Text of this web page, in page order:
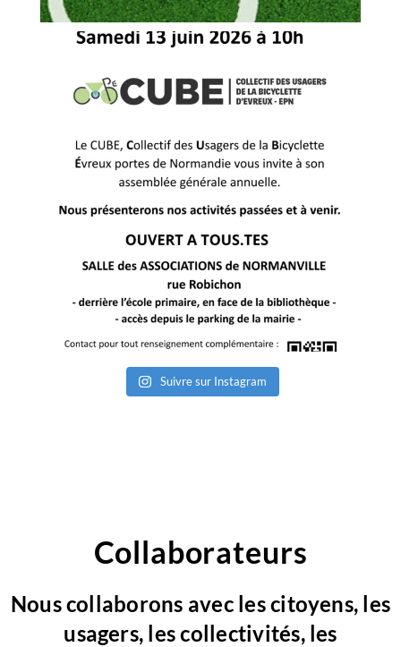
Suivre sur Instagram
Collaborateurs
Nous collaborons avec les citoyens, les
usagers, les collectivités, les